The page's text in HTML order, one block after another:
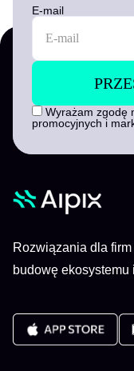
E-mail
Wyrażam zgodę
promocyjnych i
Rozwiązania dla
budowę ekosystemu